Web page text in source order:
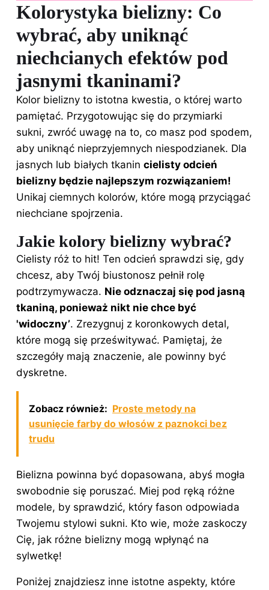
Kolorystyka bielizny: Co
wybrać, aby uniknąć
niechcianych efektów pod
jasnymi tkaninami?
Kolor bielizny to istotna kwestia, o której warto
pamiętać. Przygotowując się do przymiarki
sukni, zwróć uwagę na to, co masz pod spodem,
aby uniknąć nieprzyjemnych niespodzianek. Dla
jasnych lub białych tkanin cielisty odcień
bielizny będzie najlepszym rozwiązaniem!
Unikaj ciemnych kolorów, które mogą przyciągać
niechciane spojrzenia.
Jakie kolory bielizny wybrać?
Cielisty róż to hit! Ten odcień sprawdzi się, gdy
chcesz, aby Twój biustonosz pełnił rolę
podtrzymywacza. Nie odznaczaj się pod jasną
tkaniną, ponieważ nikt nie chce być
'widoczny’. Zrezygnuj z koronkowych detal,
które mogą się prześwitywać. Pamiętaj, że
szczegóły mają znaczenie, ale powinny być
dyskretne.
Zobacz również: Proste metody na
usunięcie farby do włosów z paznokci bez
trudu
Bielizna powinna być dopasowana, abyś mogła
swobodnie się poruszać. Miej pod ręką różne
modele, by sprawdzić, który fason odpowiada
Twojemu stylowi sukni. Kto wie, może zaskoczy
Cię, jak różne bielizny mogą wpłynąć na
sylwetkę!
Poniżej znajdziesz inne istotne aspekty, które